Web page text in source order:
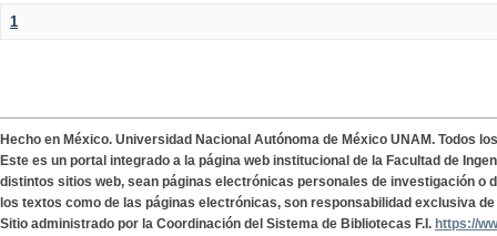
1
Hecho en México. Universidad Nacional Autónoma de México UNAM. Todos
Este es un portal integrado a la página web institucional de la Facultad de
distintos sitios web, sean páginas electrónicas personales de investigación o
los textos como de las páginas electrónicas, son responsabilidad exclusiva
Sitio administrado por la Coordinación del Sistema de Bibliotecas F.I. https://